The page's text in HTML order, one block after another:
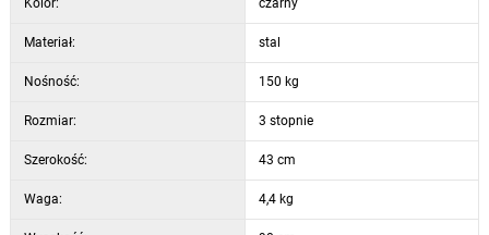
Materiał: stal
Nośność: 150 kg
Rozmiar: 3 stopnie
Szerokość: 43 cm
Waga: 4,4 kg